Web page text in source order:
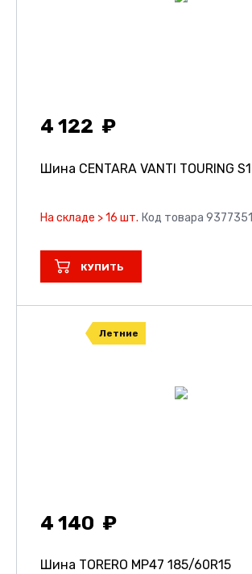
4 122
Шина CENTARA VANTI TOURING S1
На складе > 16 шт. Код товара 9377351
КУПИТЬ
Летние
4 140
Шина TORERO MP47 185/60R15